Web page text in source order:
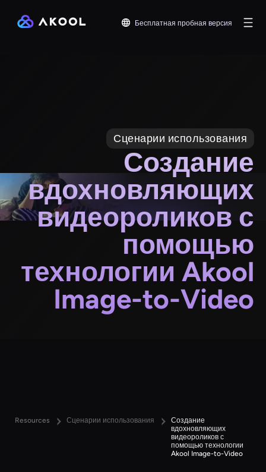
Бесплатная пробная версия
Сценарии использования
Создание
вдохновляющих
видеороликов с
помощью
технологии Akool
Image-to-Video
Resources Сценарии использования
Создание
вдохновляющих
видеороликов с
помощью технологии
Akool Image-to-Video